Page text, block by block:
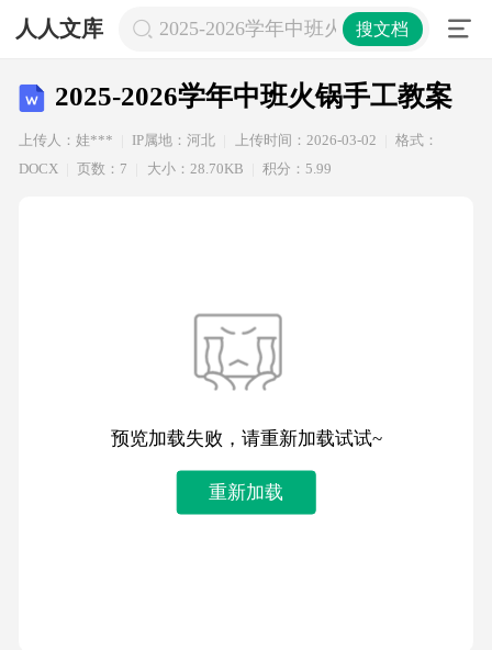
人人文库 2025-2026学年中班火锅手工教案
搜文档
2025-2026学年中班火锅手工教案
上传人：娃*** IP属地：河北 上传时间：2026-03-02
格式：
DOCX
页数：7 大小：28.70KB 积分：5.99
预览加载失败，请重新加载试试~
重新加载